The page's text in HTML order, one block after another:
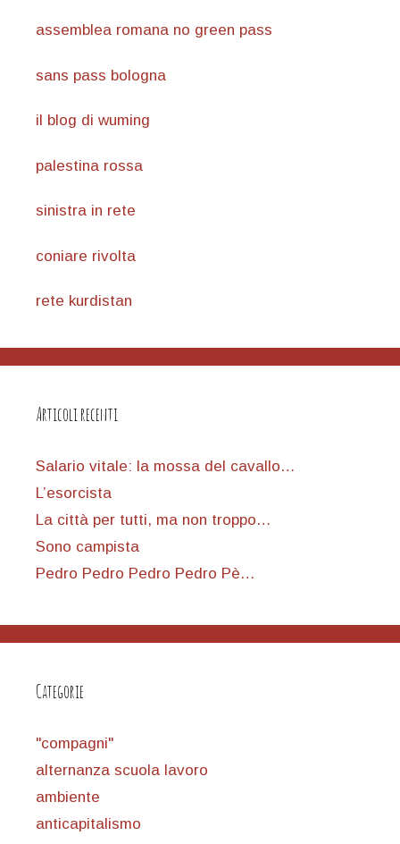
assemblea romana no green pass
sans pass bologna
il blog di wuming
palestina rossa
sinistra in rete
coniare rivolta
rete kurdistan
Articoli recenti
Salario vitale: la mossa del cavallo…
L’esorcista
La città per tutti, ma non troppo…
Sono campista
Pedro Pedro Pedro Pedro Pè…
Categorie
"compagni"
alternanza scuola lavoro
ambiente
anticapitalismo